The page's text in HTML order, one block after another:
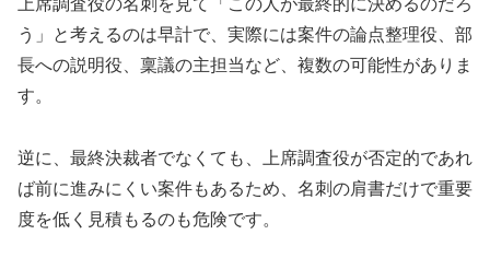
上席調査役の名刺を見て「この人が最終的に決めるのだろ
う」と考えるのは早計で、実際には案件の論点整理役、部
長への説明役、稟議の主担当など、複数の可能性がありま
す。
逆に、最終決裁者でなくても、上席調査役が否定的であれ
ば前に進みにくい案件もあるため、名刺の肩書だけで重要
度を低く見積もるのも危険です。